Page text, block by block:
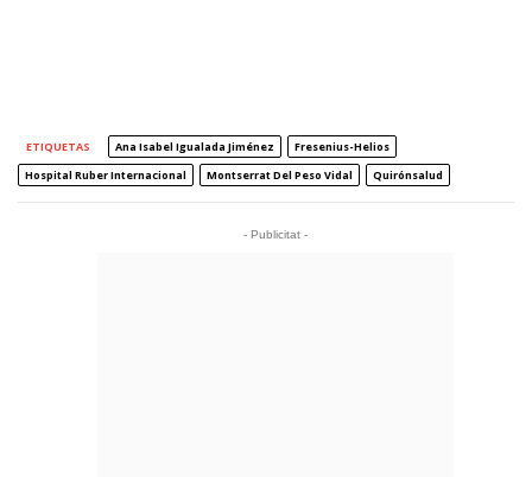
ETIQUETAS Ana Isabel Igualada Jiménez
Fresenius-Helios
Hospital Ruber Internacional
Montserrat Del Peso Vidal Quirónsalud
- Publicitat -